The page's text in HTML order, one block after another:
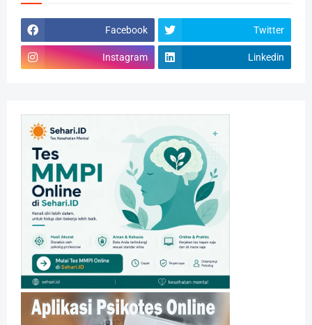
Facebook Twitter
Instagram Linkedin